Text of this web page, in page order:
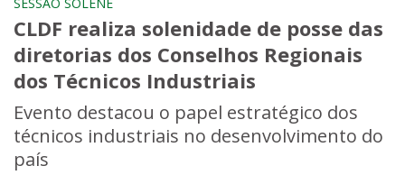
CLDF realiza solenidade de posse das
diretorias dos Conselhos Regionais
dos Técnicos Industriais
Evento destacou o papel estratégico dos
técnicos industriais no desenvolvimento do
país